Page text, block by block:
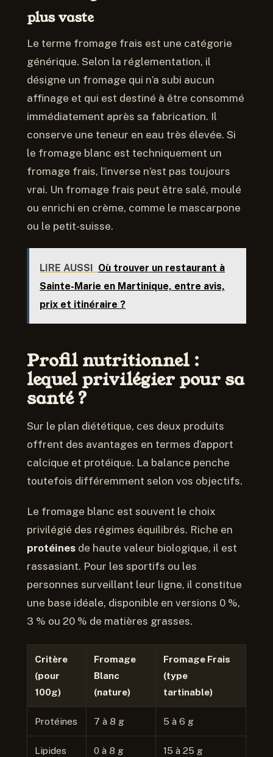
plus vaste
Le terme fromage frais est une catégorie
générique. Selon la réglementation, il
désigne un fromage qui n’a subi aucun
affinage et qui est destiné à être consommé
immédiatement après sa fabrication. Il
conserve une teneur en eau très élevée. Si
le fromage blanc est techniquement un
fromage frais, l’inverse n’est pas toujours
vrai. Un fromage frais peut être salé, moulé
ou enrichi en crème, comme le mascarpone
ou le petit-suisse.
LIRE AUSSI Où trouver un restaurant à
Sainte-Marie en Martinique, entre avis,
prix et itinéraire ?
Profil nutritionnel :
lequel privilégier pour sa
santé ?
Sur le plan diététique, ces deux produits
offrent des avantages en termes d’apport
calcique et protéique. La balance penche
toutefois différemment selon vos objectifs.
Le fromage blanc est souvent le choix
privilégié des régimes équilibrés. Riche en
protéines de haute valeur biologique, il est
rassasiant. Pour les sportifs ou les
personnes surveillant leur ligne, il constitue
une base idéale, disponible en versions 0 %,
3 % ou 20 % de matières grasses.
Critère
(pour
100g)
Fromage
Blanc
(nature)
Fromage Frais
(type
tartinable)
Protéines 7 à 8 g 5 à 6 g
Lipides 0 à 8 g 15 à 25 g